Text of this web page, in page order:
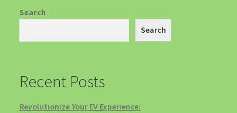
Search
Search
Recent Posts
Revolutionize Your EV Experience: